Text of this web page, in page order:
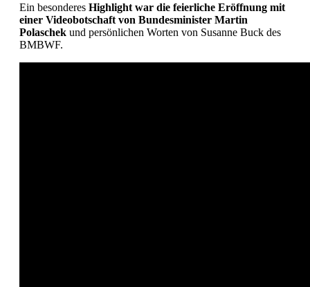
Ein besonderes Highlight war die feierliche Eröffnung mit
einer Videobotschaft von Bundesminister Martin
Polaschek und persönlichen Worten von Susanne Buck des
BMBWF.